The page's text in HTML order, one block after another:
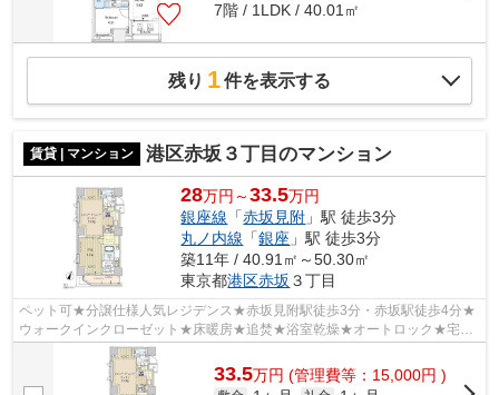
7階 / 1LDK / 40.01㎡
残り 1件を表示する
賃貸 | マンション 港区赤坂３丁目のマンション
28万円～33.5万円
銀座線 「赤坂見附 」駅 徒歩3分
丸ノ内線 「銀座 」駅 徒歩3分
築11年 / 40.91㎡～50.30㎡
東京都港区赤坂 ３丁目
ペット可★分譲仕様人気レジデンス★赤坂見附駅徒歩3分・赤坂駅徒歩4分★
ウォークインクローゼット★床暖房★追焚★浴室乾燥★オートロック★宅配
BOX★
33.5万円 (管理費等：15,000円 )